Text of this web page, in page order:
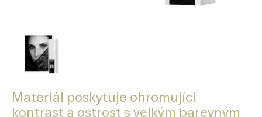
Materiál poskytuje ohromující
kontrast a ostrost s velkým barevným